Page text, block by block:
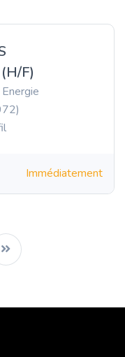
F)
Immédiatement